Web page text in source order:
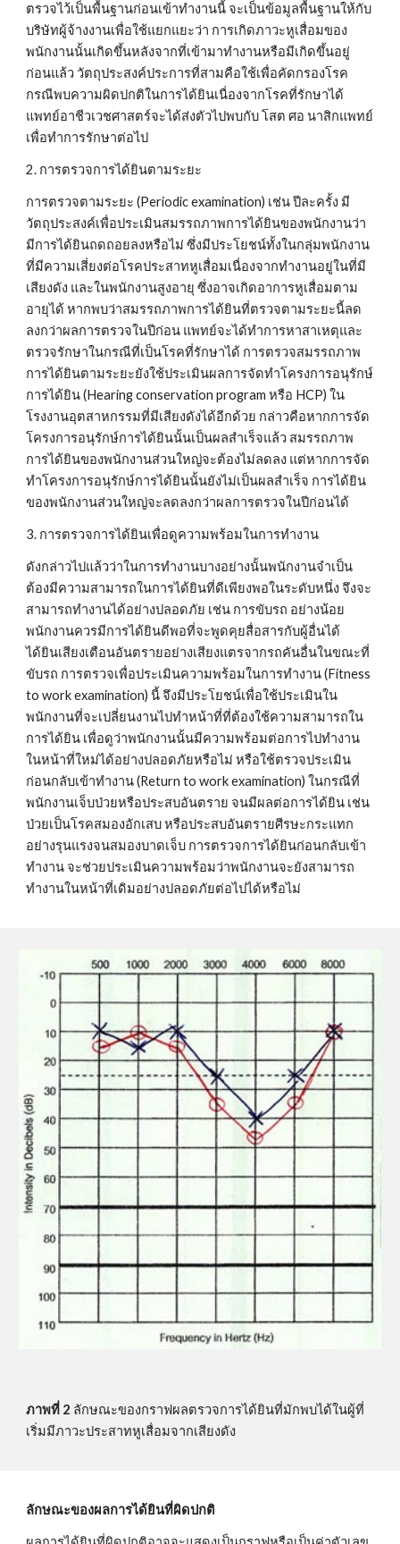
ตรวจไว้เป็นพื้นฐานก่อนเข้าทำงานนี้ จะเป็นข้อมูลพื้นฐานให้กับ
บริษัทผู้จ้างงานเพื่อใช้แยกแยะว่า การเกิดภาวะหูเสื่อมของ
พนักงานนั้นเกิดขึ้นหลังจากที่เข้ามาทำงานหรือมีเกิดขึ้นอยู่
ก่อนแล้ว วัตถุประสงค์ประการที่สามคือใช้เพื่อคัดกรองโรค
กรณีพบความผิดปกติในการได้ยินเนื่องจากโรคที่รักษาได้
แพทย์อาชีวเวชศาสตร์จะได้ส่งตัวไปพบกับ โสต ศอ นาสิกแพทย์
เพื่อทำการรักษาต่อไป
2. การตรวจการได้ยินตามระยะ
การตรวจตามระยะ (Periodic examination) เช่น ปีละครั้ง มี
วัตถุประสงค์เพื่อประเมินสมรรถภาพการได้ยินของพนักงานว่า
มีการได้ยินถดถอยลงหรือไม่ ซึ่งมีประโยชน์ทั้งในกลุ่มพนักงาน
ที่มีความเสี่ยงต่อโรคประสาทหูเสื่อมเนื่องจากทำงานอยู่ในที่มี
เสียงดัง และในพนักงานสูงอายุ ซึ่งอาจเกิดอาการหูเสื่อมตาม
อายุได้ หากพบว่าสมรรถภาพการได้ยินที่ตรวจตามระยะนี้ลด
ลงกว่าผลการตรวจในปีก่อน แพทย์จะได้ทำการหาสาเหตุและ
ตรวจรักษาในกรณีที่เป็นโรคที่รักษาได้ การตรวจสมรรถภาพ
การได้ยินตามระยะยังใช้ประเมินผลการจัดทำโครงการอนุรักษ์
การได้ยิน (Hearing conservation program หรือ HCP) ใน
โรงงานอุตสาหกรรมที่มีเสียงดังได้อีกด้วย กล่าวคือหากการจัด
โครงการอนุรักษ์การได้ยินนั้นเป็นผลสำเร็จแล้ว สมรรถภาพ
การได้ยินของพนักงานส่วนใหญ่จะต้องไม่ลดลง แต่หากการจัด
ทำโครงการอนุรักษ์การได้ยินนั้นยังไม่เป็นผลสำเร็จ การได้ยิน
ของพนักงานส่วนใหญ่จะลดลงกว่าผลการตรวจในปีก่อนได้
3. การตรวจการได้ยินเพื่อดูความพร้อมในการทำงาน
ดังกล่าวไปแล้วว่าในการทำงานบางอย่างนั้นพนักงานจำเป็น
ต้องมีความสามารถในการได้ยินที่ดีเพียงพอในระดับหนึ่ง จึงจะ
สามารถทำงานได้อย่างปลอดภัย เช่น การขับรถ อย่างน้อย
พนักงานควรมีการได้ยินดีพอที่จะพูดคุยสื่อสารกับผู้อื่นได้
ได้ยินเสียงเตือนอันตรายอย่างเสียงแตรจากรถคันอื่นในขณะที่
ขับรถ การตรวจเพื่อประเมินความพร้อมในการทำงาน (Fitness
to work examination) นี้ จึงมีประโยชน์เพื่อใช้ประเมินใน
พนักงานที่จะเปลี่ยนงานไปทำหน้าที่ที่ต้องใช้ความสามารถใน
การได้ยิน เพื่อดูว่าพนักงานนั้นมีความพร้อมต่อการไปทำงาน
ในหน้าที่ใหม่ได้อย่างปลอดภัยหรือไม่ หรือใช้ตรวจประเมิน
ก่อนกลับเข้าทำงาน (Return to work examination) ในกรณีที่
พนักงานเจ็บป่วยหรือประสบอันตราย จนมีผลต่อการได้ยิน เช่น
ป่วยเป็นโรคสมองอักเสบ หรือประสบอันตรายศีรษะกระแทก
อย่างรุนแรงจนสมองบาดเจ็บ การตรวจการได้ยินก่อนกลับเข้า
ทำงาน จะช่วยประเมินความพร้อมว่าพนักงานจะยังสามารถ
ทำงานในหน้าที่เดิมอย่างปลอดภัยต่อไปได้หรือไม่
ภาพที่ 2 ลักษณะของกราฟผลตรวจการได้ยินที่มักพบได้ในผู้ที่
เริ่มมีภาวะประสาทหูเสื่อมจากเสียงดัง
ลักษณะของผลการได้ยินที่ผิดปกติ